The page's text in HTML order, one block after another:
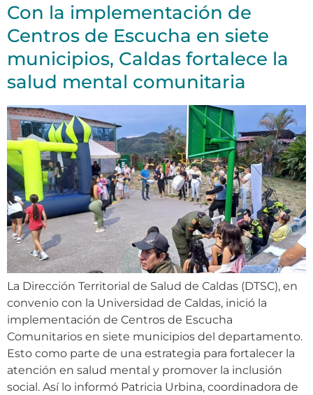
Con la implementación de
Centros de Escucha en siete
municipios, Caldas fortalece la
salud mental comunitaria
La Dirección Territorial de Salud de Caldas (DTSC), en
convenio con la Universidad de Caldas, inició la
implementación de Centros de Escucha
Comunitarios en siete municipios del departamento.
Esto como parte de una estrategia para fortalecer la
atención en salud mental y promover la inclusión
social. Así lo informó Patricia Urbina, coordinadora de